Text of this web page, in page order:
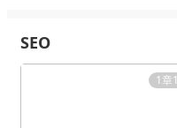
SEO
1章